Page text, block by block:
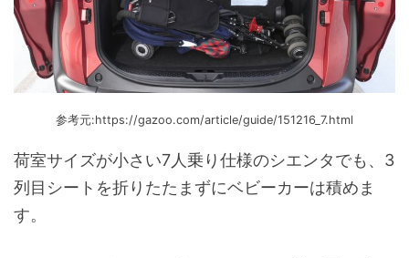
参考元:https://gazoo.com/article/guide/151216_7.html
荷室サイズが小さい7人乗り仕様のシエンタでも、3
列目シートを折りたたまずにベビーカーは積めま
す。